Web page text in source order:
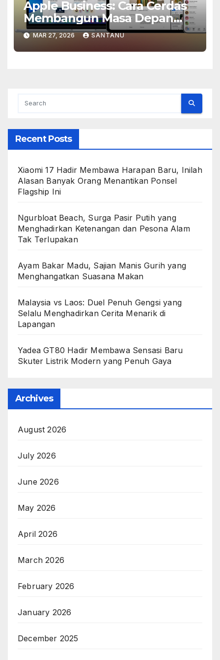
Apple Business: Cara Cerdas
Membangun Masa Depan
Bisnis yang Lebih Modern dan
Efisien
MAR 27, 2026 SANTANU
Recent Posts
Xiaomi 17 Hadir Membawa Harapan Baru, Inilah
Alasan Banyak Orang Menantikan Ponsel
Flagship Ini
Ngurbloat Beach, Surga Pasir Putih yang
Menghadirkan Ketenangan dan Pesona Alam
Tak Terlupakan
Ayam Bakar Madu, Sajian Manis Gurih yang
Menghangatkan Suasana Makan
Malaysia vs Laos: Duel Penuh Gengsi yang
Selalu Menghadirkan Cerita Menarik di
Lapangan
Yadea GT80 Hadir Membawa Sensasi Baru
Skuter Listrik Modern yang Penuh Gaya
Archives
August 2026
July 2026
June 2026
May 2026
April 2026
March 2026
February 2026
January 2026
December 2025